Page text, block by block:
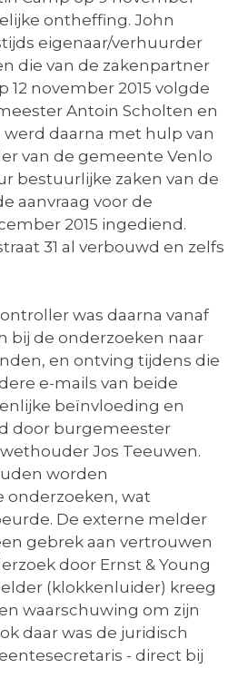
ontheffing. John
eigenaar/verhuurder
die van de zakenpartner
12 november 2015 volgde
Antoin Scholten en
daarna met hulp van
van de gemeente Venlo
bestuurlijke zaken van de
aanvraag voor de
2015 ingediend.
31 al verbouwd en zelfs
was daarna vanaf
bij de onderzoeken naar
en ontving tijdens die
e-mails van beide
beïnvloeding en
door burgemeester
Jos Teeuwen.
worden
onderzoeken, wat
De externe melder
gebrek aan vertrouwen
door Ernst & Young
(klokkenluider) kreeg
waarschuwing om zijn
daar was de juridisch
- direct bij